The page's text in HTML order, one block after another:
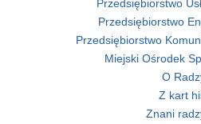
Przedsiębiorstwo
Przedsiębiorstwo
Przedsiębiorstwo
Miejski Ośrodek
O
Z kart
Znani